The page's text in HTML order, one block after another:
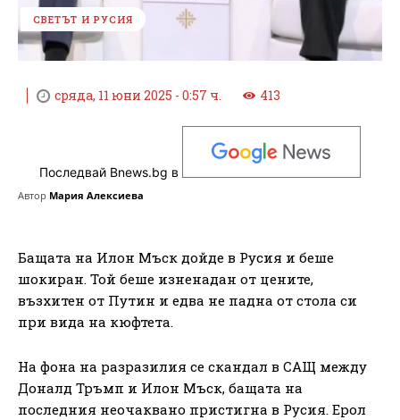
СВЕТЪТ И РУСИЯ
сряда, 11 юни 2025 - 0:57 ч. 413
Последвай Bnews.bg в
Автор Мария Алексиева
Бащата на Илон Мъск дойде в Русия и беше
шокиран. Той беше изненадан от цените,
възхитен от Путин и едва не падна от стола си
при вида на кюфтета.
На фона на разразилия се скандал в САЩ между
Доналд Тръмп и Илон Мъск, бащата на
последния неочаквано пристигна в Русия. Ерол